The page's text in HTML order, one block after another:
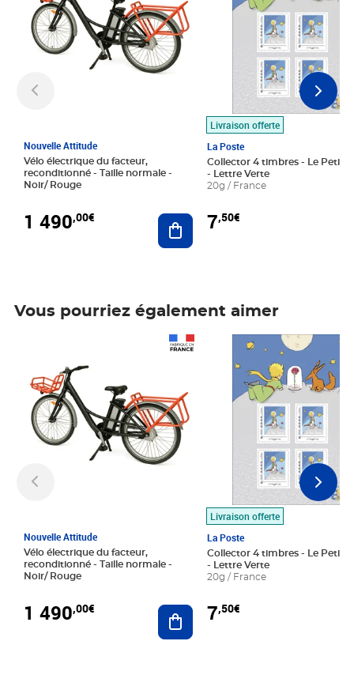
Nouvelle Attitude
Vélo électrique du facteur,
reconditionné - Taille normale -
Noir/ Rouge
1 490,00€ Ajouter au panier
Livraison offerte
La Poste
Collector 4 timbres - Le Petit
- Lettre Verte
20g / France
7,50€
Vous pourriez également aimer
Nouvelle Attitude
Vélo électrique du facteur,
reconditionné - Taille normale -
Noir/ Rouge
1 490,00€ Ajouter au panier
Livraison offerte
La Poste
Collector 4 timbres - Le Petit
- Lettre Verte
20g / France
7,50€
Prix 7,50€